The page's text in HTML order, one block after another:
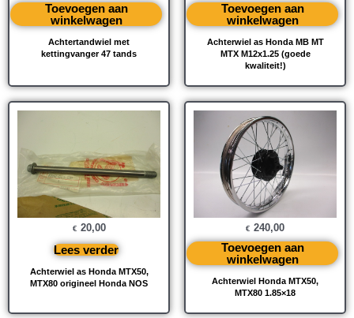
Achtertandwiel met
kettingvanger 47 tands
Toevoegen aan
winkelwagen
Achterwiel as Honda MB MT
MTX M12x1.25 (goede
kwaliteit!)
Toevoegen aan
winkelwagen
Achterwiel as Honda MTX50,
MTX80 origineel Honda NOS
€ 20,00
Lees verder
Achterwiel Honda MTX50,
MTX80 1.85×18
€ 240,00
Toevoegen aan
winkelwagen